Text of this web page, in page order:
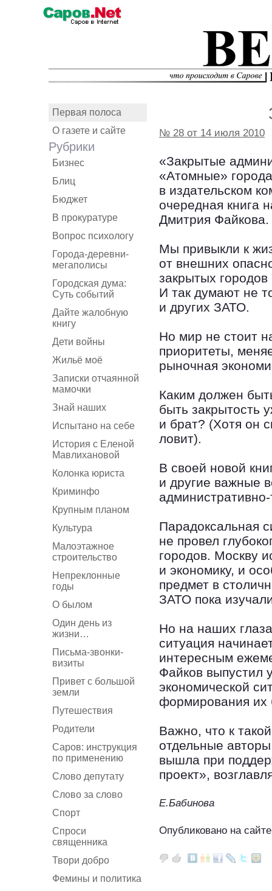
Первая полоса
О газете и сайте
Рубрики
Бизнес
Блиц
Бюджет
В прокуратуре
Вопрос психологу
Города-деревни-
мегаполисы
Городская дума:
Суть событий
Дайте жалобную
книгу
Дети войны
Жильё моё
Записки отчаянной
мамочки
Знай наших
Испытано на себе
История с Еленой
Мавлихановой
Колонка юриста
Криминфо
Крупным планом
Культура
Малоэтажное
строительство
Непреклонные
годы
О былом
Один день из
жизни…
Письма-звонки-
визиты
Привет с большой
земли
Путешествия
Родители
Саров: инструкция
по применению
Слово депутату
Слово за слово
Спорт
Спроси
священника
Твори добро
Фемины и политика
№ 28 от 14 июля 2010
«Закрытые
«Атомные»
в издательском
очередная книга
Дмитрия Файкова.
Мы привыкли к
от внешних
закрытых
И так думают не
и других ЗАТО.
Но мир не стоит
приоритеты,
рыночная
Каким должен
быть закрытость
и брат? (Хотя он
ловит).
В своей новой
и другие важные
Парадоксальная
не провел
городов. Москву
и экономику, и
предмет в
ЗАТО пока
Но на наших
ситуация
интересным
Файков выпустил
экономической
формирования их
Важно, что к
отдельные
вышла при
проект»,
Е.Бабинова
Опубликовано на